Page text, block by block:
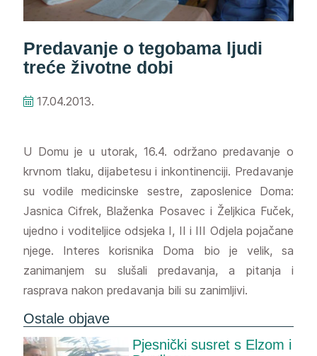
Predavanje o tegobama ljudi
treće životne dobi
17.04.2013.
U Domu je u utorak, 16.4. održano predavanje o
krvnom tlaku, dijabetesu i inkontinenciji. Predavanje
su vodile medicinske sestre, zaposlenice Doma:
Jasnica Cifrek, Blaženka Posavec i Željkica Fuček,
ujedno i voditeljice odsjeka I, II i III Odjela pojačane
njege. Interes korisnika Doma bio je velik, sa
zanimanjem su slušali predavanja, a pitanja i
rasprava nakon predavanja bili su zanimljivi.
Ostale objave
Pjesnički susret s Elzom i